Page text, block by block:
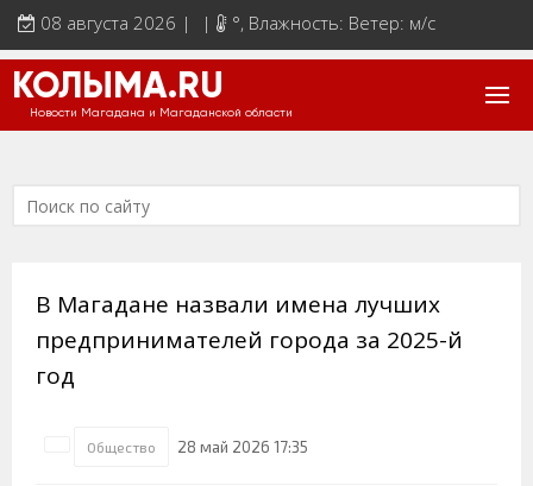
08 августа 2026 | | °, Влажность: Ветер: м/с
КОЛЫМА.RU
Новости Магадана и Магаданской области
В Магадане назвали имена лучших
предпринимателей города за 2025-й
год
Общество 28 май 2026 17:35